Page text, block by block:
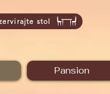
Pansion
stol